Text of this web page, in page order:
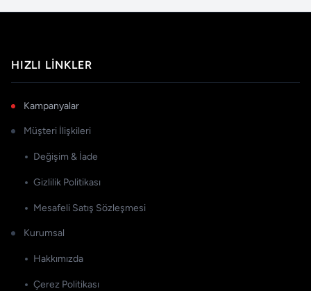
HIZLI LINKLER
Kampanyalar
Müşteri İlişkileri
Değişim & İade
Gizlilik Politikası
Mesafeli Satış Sözleşmesi
Kurumsal
Hakkımızda
Çerez Politikası